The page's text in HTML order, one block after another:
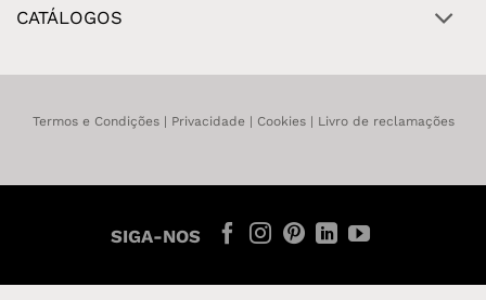
CATÁLOGOS
Termos e Condições| Privacidade | Cookies| Livro de reclamações
SIGA-NOS